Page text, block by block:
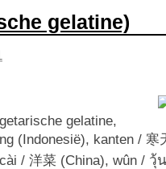
gelatine)
gelatine,
(Indonesië), kanten /
/ 洋菜 (China), wûn / วุ้